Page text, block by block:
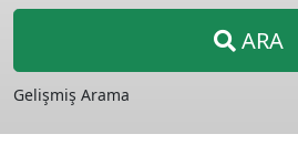
ARA
Gelişmiş Arama